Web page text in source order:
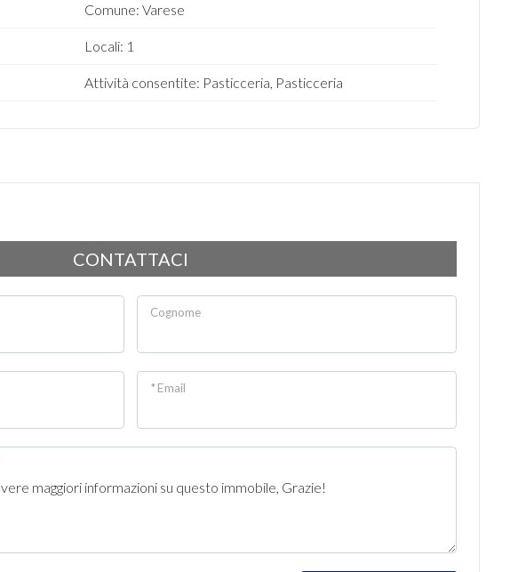
Comune: Varese
Locali: 1
Attività consentite: Pasticceria, Pasticceria
CONTATTACI
Cognome
* Email